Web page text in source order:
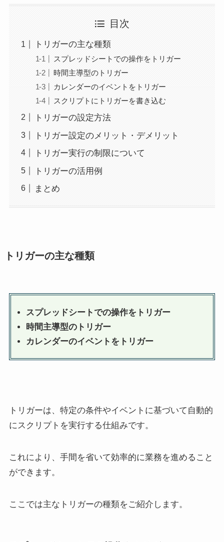
目次
トリガーの主な種類
スプレッドシートでの操作をトリガー
時間主導型のトリガー
カレンダーのイベントをトリガー
スクリプトにトリガーを書き込む
トリガーの設定方法
トリガー設定のメリット・デメリット
トリガー実行の制限について
トリガーの活用例
まとめ
トリガーの主な種類
スプレッドシートでの操作をトリガー
時間主導型のトリガー
カレンダーのイベントをトリガー
トリガーは、特定の条件やイベントに基づいて自動的
にスクリプトを実行する仕組みです。
これにより、手間を省いて効率的に業務を進めること
ができます。
ここでは主なトリガーの種類をご紹介します。